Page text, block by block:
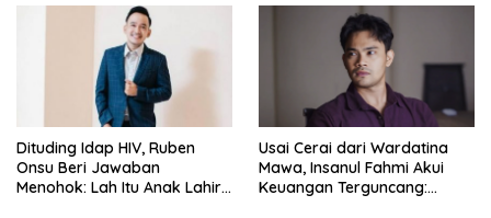
Dituding Idap HIV, Ruben
Onsu Beri Jawaban
Menohok: Lah Itu Anak Lahir
Usai Cerai dari Wardatina
Mawa, Insanul Fahmi Akui
Keuangan Terguncang: